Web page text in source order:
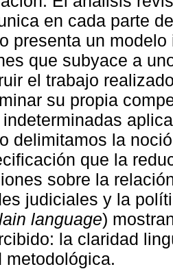
en cada parte
presenta un
que subyace a
el trabajo
su propia
delimitamos la
que la
sobre la
judiciales y la
language)
la claridad
metodológica.